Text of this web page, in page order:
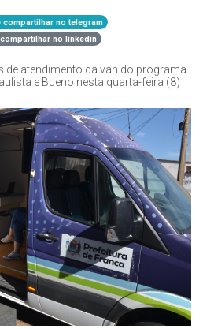
compartilhar no telegram
compartilhar no linkedin
de atendimento da van do programa
e Bueno nesta quarta-feira (8)